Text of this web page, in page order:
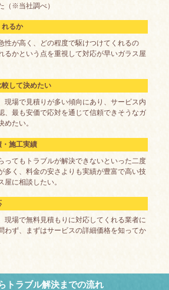
（※当社調べ）
れるか
性が高く、どの程度で駆けつけてくれるの
るかという点を重視して対応が早いガラス屋
して決めたい
現場で見積りが多い傾向にあり、サービス内
、最も安価で応対を通じて信頼できそうなガ
たい。
・施工実績
ってもトラブルが解決できないといった二度
多く、料金の安さよりも実績が豊富で高い技
に相談したい。
現場で無料見積もりに対応してくれる業者に
わず、まずはサービスの詳細価格を知ってか
トラブル解決までの流れ